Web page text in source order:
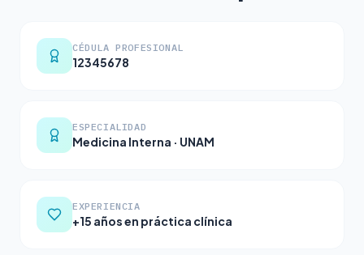
CÉDULA PROFESIONAL
12345678
ESPECIALIDAD
Medicina Interna · UNAM
EXPERIENCIA
+15 años en práctica clínica